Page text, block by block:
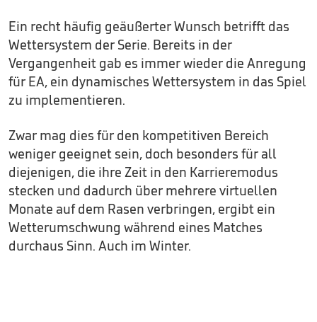
Ein recht häufig geäußerter Wunsch betrifft das
Wettersystem der Serie. Bereits in der
Vergangenheit gab es immer wieder die Anregung
für EA, ein dynamisches Wettersystem in das Spiel
zu implementieren.
Zwar mag dies für den kompetitiven Bereich
weniger geeignet sein, doch besonders für all
diejenigen, die ihre Zeit in den Karrieremodus
stecken und dadurch über mehrere virtuellen
Monate auf dem Rasen verbringen, ergibt ein
Wetterumschwung während eines Matches
durchaus Sinn. Auch im Winter.